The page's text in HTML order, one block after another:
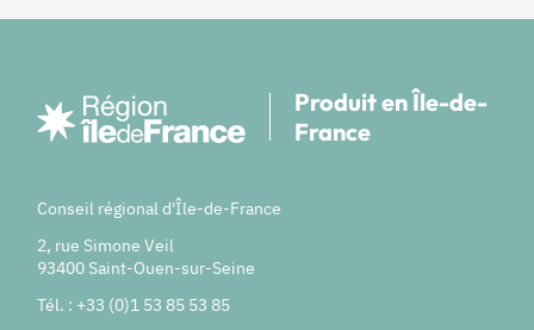
Produit en Île-de-
France
Conseil régional d'Île-de-France
2, rue Simone Veil
93400 Saint-Ouen-sur-Seine
Tél. : +33 (0)1 53 85 53 85